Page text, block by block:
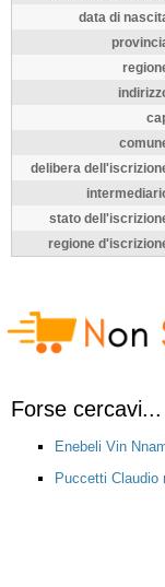
data di
delibera
stato
regione
Forse cercavi...
Enebeli Vin
Puccetti Claudio